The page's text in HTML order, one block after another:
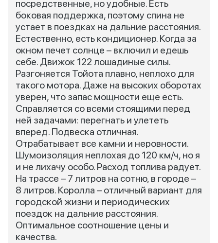
посредственные, но удобные. Есть
боковая поддержка, поэтому спина не
устает в поездках на дальние расстояния.
Естественно, есть кондиционер. Когда за
окном печет солнце – включил и едешь
себе. Движок 122 лошадиные силы.
Разгоняется Тойота плавно, неплохо для
такого мотора. Даже на высоких оборотах
уверен, что запас мощности еще есть.
Справляется со всеми стоящими перед
ней задачами: перегнать и улететь
вперед. Подвеска отличная.
Отрабатывает все камни и неровности.
Шумоизоляция неплохая до 120 км/ч, но я
и не лихачу особо. Расход топлива радует.
На трассе – 7 литров на сотню, в городе –
8 литров. Королла – отличный вариант для
городской жизни и периодических
поездок на дальние расстояния.
Оптимальное соотношение цены и
качества.